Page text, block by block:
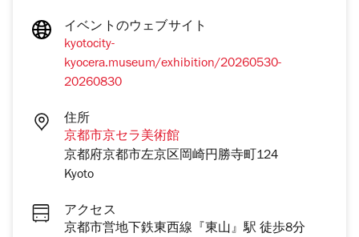
イベントのウェブサイト
kyotocity-
kyocera.museum/exhibition/20260530-
20260830
住所
京都市京セラ美術館
京都府京都市左京区岡崎円勝寺町124
Kyoto
アクセス
京都市営地下鉄東西線『東山』駅 徒歩8分